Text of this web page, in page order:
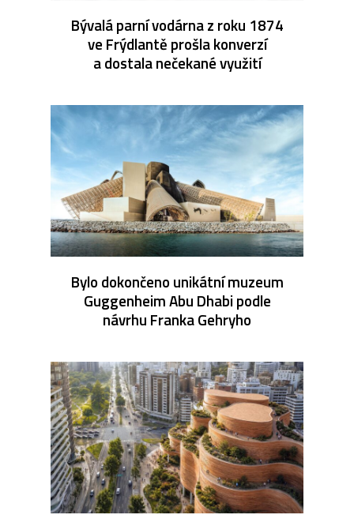
Bývalá parní vodárna z roku 1874
ve Frýdlantě prošla konverzí
a dostala nečekané využití
Bylo dokončeno unikátní muzeum
Guggenheim Abu Dhabi podle
návrhu Franka Gehryho